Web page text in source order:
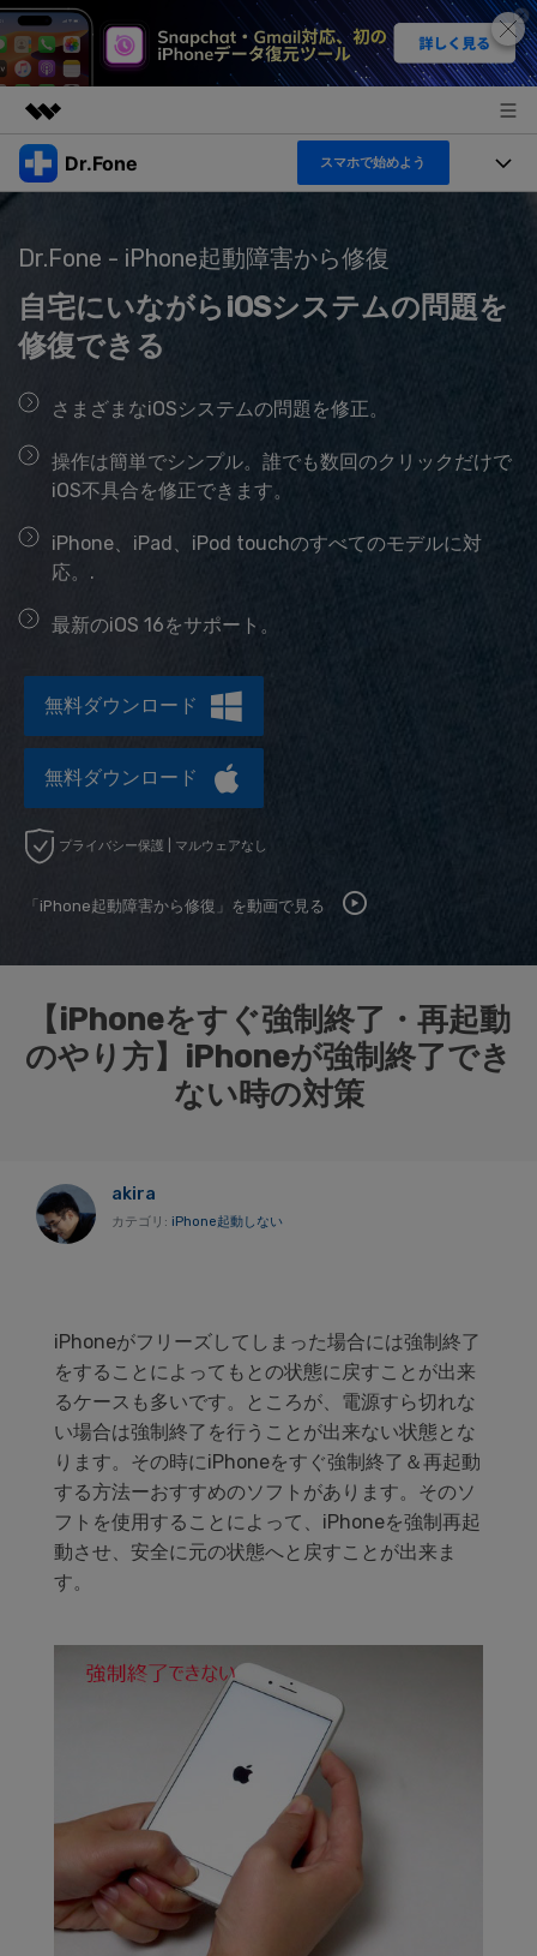
製品
ユーティリティ
概要
ソリューション
企業情報
サポート
Dr.Fone スマホで始めよう
Dr.Fone Basic
製品
デスクトップ製品
アプリ製品
オンラインツール
新製品
もっと見る
製品活用
ヘルプセンター
トピック
データ転送
データ管理
もっと見る
無料ダウンロード ログイン
検索
Dr.Fone - iPhone起動障害から修復
自宅にいながらiOSシステムの問題を
修復できる
さまざまなiOSシステムの問題を修正。
操作は簡単でシンプル。誰でも数回のクリックだけで
iOS不具合を修正できます。
iPhone、iPad、iPod touchのすべてのモデルに対
応。.
最新のiOS 16をサポート。
無料ダウンロード
無料ダウンロード
プライバシー保護 | マルウェアなし
「iPhone起動障害から修復」を動画で見る
【iPhoneをすぐ強制終了・再起動
のやり方】iPhoneが強制終了でき
ない時の対策
akira
カテゴリ: iPhone起動しない
iPhoneがフリーズしてしまった場合には強制終了
をすることによってもとの状態に戻すことが出来
るケースも多いです。ところが、電源すら切れな
い場合は強制終了を行うことが出来ない状態とな
ります。その時にiPhoneをすぐ強制終了＆再起動
する方法ーおすすめのソフトがあります。そのソ
フトを使用することによって、iPhoneを強制再起
動させ、安全に元の状態へと戻すことが出来ま
す。